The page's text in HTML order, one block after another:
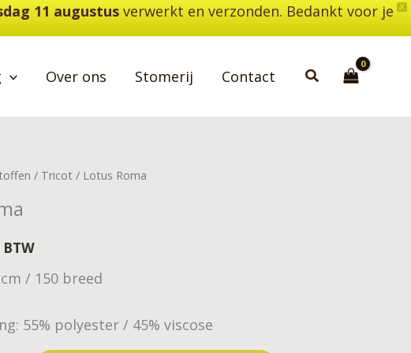
X
11 augustusverwerkt en verzonden. Bedankt voor je
Over ons Stomerij Contact Zoeken
/ Tricot / Lotus Roma
/ 150 breed
55% polyester / 45% viscose